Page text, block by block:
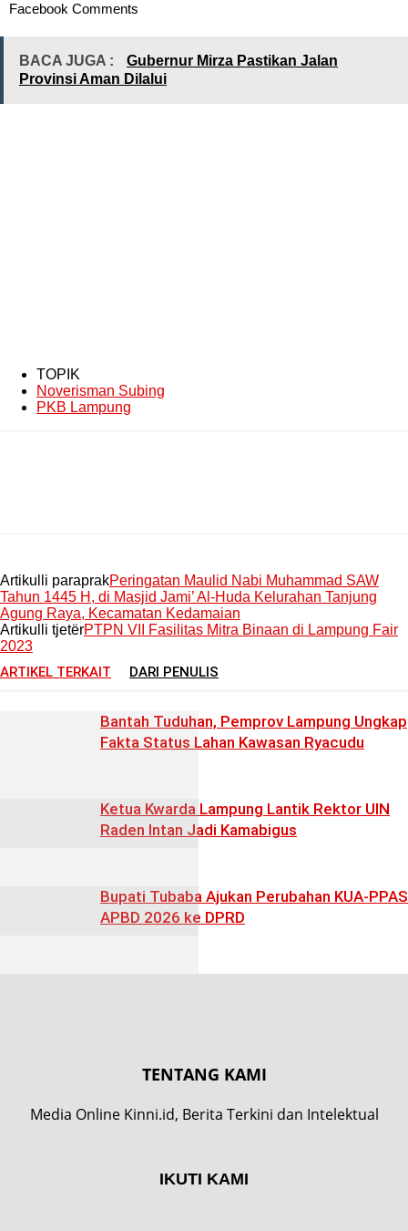
Facebook Comments
BACA JUGA :
Gubernur Mirza Pastikan Jalan
Provinsi Aman Dilalui
TOPIK
Noverisman Subing
PKB Lampung
Artikulli paraprakPeringatan Maulid Nabi Muhammad SAW
Tahun 1445 H, di Masjid Jami’ Al-Huda Kelurahan Tanjung
Agung Raya, Kecamatan Kedamaian
Artikulli tjetërPTPN VII Fasilitas Mitra Binaan di Lampung Fair
2023
ARTIKEL TERKAIT DARI PENULIS
Bantah Tuduhan, Pemprov Lampung Ungkap
Fakta Status Lahan Kawasan Ryacudu
Ketua Kwarda Lampung Lantik Rektor UIN
Raden Intan Jadi Kamabigus
Bupati Tubaba Ajukan Perubahan KUA-PPAS
APBD 2026 ke DPRD
TENTANG KAMI
Media Online Kinni.id, Berita Terkini dan Intelektual
IKUTI KAMI